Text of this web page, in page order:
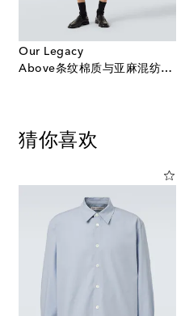
Our Legacy
Above条纹棉质与亚麻混纺衬衫
猜你喜欢